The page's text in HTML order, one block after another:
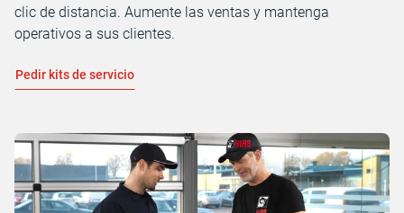
clic de distancia. Aumente las ventas y mantenga
operativos a sus clientes.
Pedir kits de servicio